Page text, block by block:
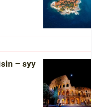
– syy